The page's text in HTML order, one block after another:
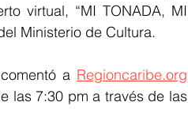
virtual, “MI TONADA, MI
Ministerio de Cultura.
a Regioncaribe.org